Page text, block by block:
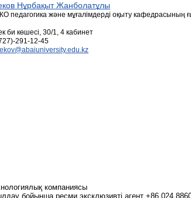
Нұрбақыт Жанболатұлы
педагогика және мұғалімдерді оқыту кафедрасының
би көшесі, 30/1, 4 кабинет
291-12-45
компаниясы
бойынша ресми эксклюзивті агент +86 024